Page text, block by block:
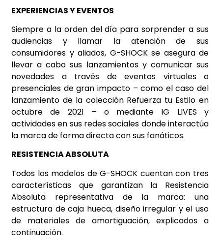
EXPERIENCIAS Y EVENTOS
Siempre a la orden del día para sorprender a sus
audiencias y llamar la atención de sus
consumidores y aliados, G-SHOCK se asegura de
llevar a cabo sus lanzamientos y comunicar sus
novedades a través de eventos virtuales o
presenciales de gran impacto – como el caso del
lanzamiento de la colección Refuerza tu Estilo en
octubre de 2021 – o mediante IG LIVES y
actividades en sus redes sociales donde interactúa
la marca de forma directa con sus fanáticos.
RESISTENCIA ABSOLUTA
Todos los modelos de G-SHOCK cuentan con tres
características que garantizan la Resistencia
Absoluta representativa de la marca: una
estructura de caja hueca, diseño irregular y el uso
de materiales de amortiguación, explicados a
continuación.